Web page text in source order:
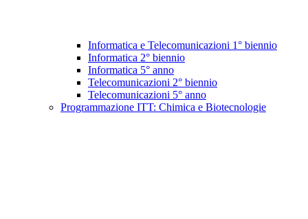
Informatica e Telecomunicazioni 1° biennio
Informatica 2° biennio
Informatica 5° anno
Telecomunicazioni 2° biennio
Telecomunicazioni 5° anno
Programmazione ITT: Chimica e Biotecnologie